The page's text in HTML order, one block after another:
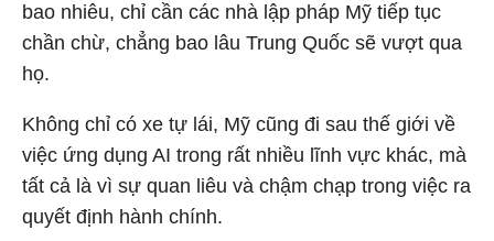
bao nhiêu, chỉ cần các nhà lập pháp Mỹ tiếp tục
chần chừ, chẳng bao lâu Trung Quốc sẽ vượt qua
họ.
Không chỉ có xe tự lái, Mỹ cũng đi sau thế giới về
việc ứng dụng AI trong rất nhiều lĩnh vực khác, mà
tất cả là vì sự quan liêu và chậm chạp trong việc ra
quyết định hành chính.